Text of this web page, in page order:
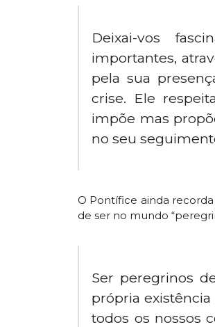
Deixai-vos
importantes,
pela sua
crise. Ele
impõe mas
no seu
O Pontífice ainda
de ser no mundo
Ser peregrinos
própria
todos os nossos